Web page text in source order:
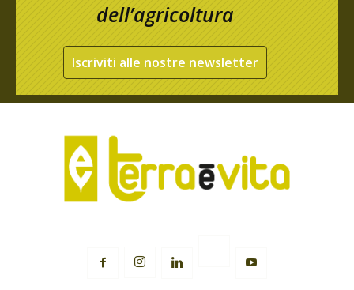
dell’agricoltura
Iscriviti alle nostre newsletter